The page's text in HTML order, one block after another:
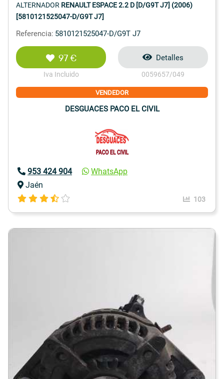
ALTERNADOR RENAULT ESPACE 2.2 D [D/G9T J7] (2006)
[5810121525047-D/G9T J7]
Referencia: 5810121525047-D/G9T J7
97 €
Iva Incluido
Detalles
0059657/049
VENDEDOR
DESGUACES PACO EL CIVIL
953 424 904
WhatsApp
Jaén
103